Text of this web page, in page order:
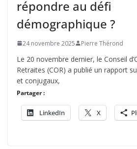
répondre au défi
démographique ?
24 novembre 2025 Pierre Thérond
Le 20 novembre dernier, le Conseil
Retraites (COR) a publié un rapport
et conjugaux,
Partager :
LinkedIn X